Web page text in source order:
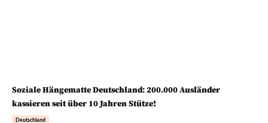
Soziale Hängematte Deutschland: 200.000 Ausländer
kassieren seit über 10 Jahren Stütze!
Deutschland